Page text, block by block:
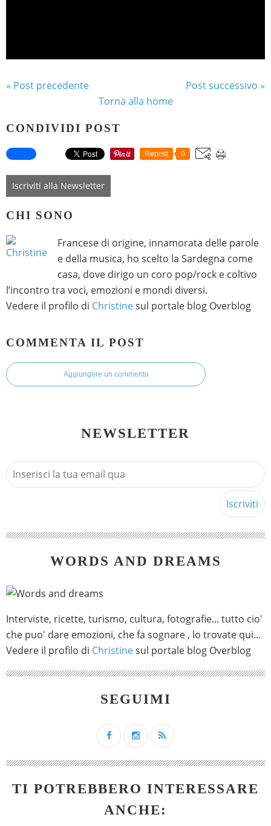
« Post precedente
Post successivo »
Torna alla home
CONDIVIDI POST
Repost 0
Iscriviti alla Newsletter
CHI SONO
Francese di origine, innamorata delle parole
e della musica, ho scelto la Sardegna come
casa, dove dirigo un coro pop/rock e coltivo
l’incontro tra voci, emozioni e mondi diversi.
Vedere il profilo di Christinesul portale blog Overblog
COMMENTA IL POST
Aggiungere un commento
NEWSLETTER
WORDS AND DREAMS
Interviste, ricette, turismo, cultura, fotografie... tutto cio'
che puo' dare emozioni, che fa sognare , lo trovate qui...
Vedere il profilo di Christinesul portale blog Overblog
SEGUIMI
TI POTREBBERO INTERESSARE
ANCHE: